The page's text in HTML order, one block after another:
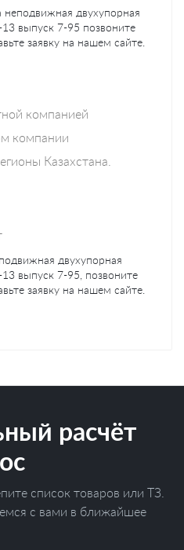
двухупорная
выпуск 7-95 позвоните
заявку на нашем сайте.
компанией
компании
Казахстана.
двухупорная
выпуск 7-95, позвоните
заявку на нашем сайте.
расчёт
список товаров или ТЗ.
с вами в ближайшее